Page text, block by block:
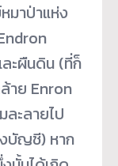
มาป่าแห่ง
ะผืนดิน (ที่ก็
าย Enron
ะลายไป
งบัญชี) หาก